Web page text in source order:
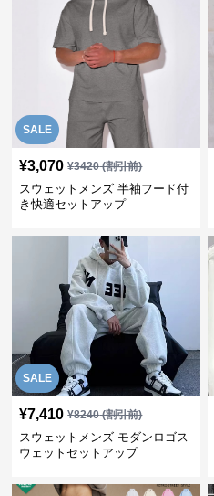
SALE
¥3,070 ¥3420(割引前)
スウェットメンズ 半袖フード付
き快適セットアップ
SALE
¥7,410 ¥8240(割引前)
スウェットメンズ モダンロゴス
ウェットセットアップ